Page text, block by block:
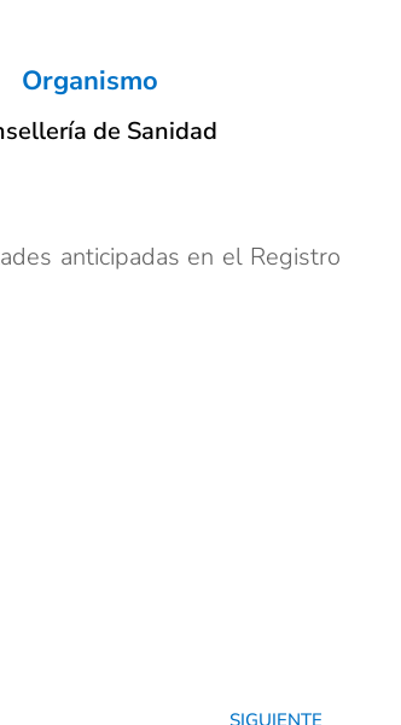
Organismo
de Sanidad
anticipadas en el Registro
SIGUIENTE